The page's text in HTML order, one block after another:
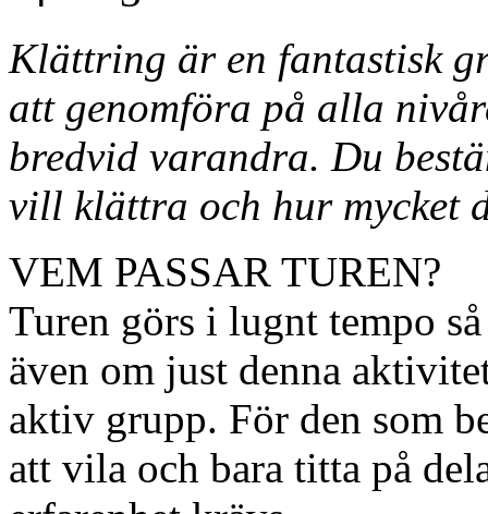
Klättring är en fantastisk
att genomföra på alla
bredvid varandra. Du
vill klättra och hur mycket
VEM PASSAR TUREN?
Turen görs i lugnt tempo
även om just denna
aktiv grupp. För den som
att vila och bara titta på